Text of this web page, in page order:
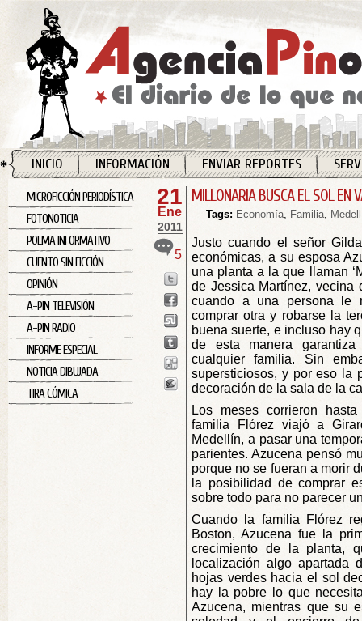
INICIO INFORMACIÓN ENVIAR REPORTES
MICROFICCIÓN PERIODÍSTICA
FOTONOTICIA
POEMA INFORMATIVO
CUENTO SIN FICCIÓN
OPINIÓN
A-PIN TELEVISIÓN
A-PIN RADIO
INFORME ESPECIAL
NOTICIA DIBUJADA
TIRA CÓMICA
21
Ene
2011
5
MILLONARIA BUSCA EL SOL EN
Tags: Economía, Familia,
Justo cuando el señor
económicas, a su esposa
una planta a la que llaman
de Jessica Martínez,
cuando a una persona le
comprar otra y robarse la
buena suerte, e incluso hay
de esta manera
cualquier familia. Sin
supersticiosos, y por eso la
decoración de la sala de la
Los meses corrieron
familia Flórez viajó a
Medellín, a pasar una
parientes. Azucena pensó
porque no se fueran a morir
la posibilidad de comprar
sobre todo para no parecer
Cuando la familia Flórez
Boston, Azucena fue la
crecimiento de la planta,
localización algo apartada
hojas verdes hacia el sol
hay la pobre lo que
Azucena, mientras que su